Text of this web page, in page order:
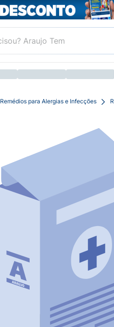
Remédios para Alergias e Infecções